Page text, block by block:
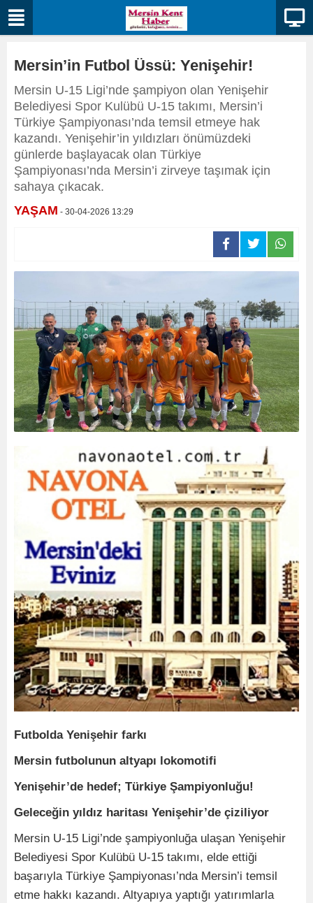
Mersin’in Futbol Üssü: Yenişehir!
Mersin U-15 Ligi’nde şampiyon olan Yenişehir
Belediyesi Spor Kulübü U-15 takımı, Mersin’i
Türkiye Şampiyonası’nda temsil etmeye hak
kazandı. Yenişehir’in yıldızları önümüzdeki
günlerde başlayacak olan Türkiye
Şampiyonası’nda Mersin’i zirveye taşımak için
sahaya çıkacak.
YAŞAM - 30-04-2026 13:29
Futbolda Yenişehir farkı
Mersin futbolunun altyapı lokomotifi
Yenişehir’de hedef; Türkiye Şampiyonluğu!
Geleceğin yıldız haritası Yenişehir’de çiziliyor
Mersin U-15 Ligi’nde şampiyonluğa ulaşan Yenişehir
Belediyesi Spor Kulübü U-15 takımı, elde ettiği
başarıyla Türkiye Şampiyonası’nda Mersin’i temsil
etme hakkı kazandı. Altyapıya yaptığı yatırımlarla